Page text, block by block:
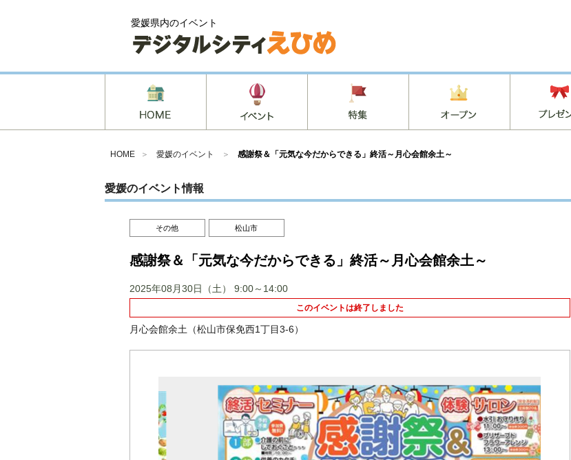
愛媛県内のイベント
HOME ＞ 愛媛のイベント ＞ 感謝祭＆「元気な今だからできる」終活～月心会館余土～
愛媛のイベント情報
その他 松山市
感謝祭＆「元気な今だからできる」終活～月心会館余土～
2025年08月30日（土） 9:00～14:00
このイベントは終了しました
月心会館余土（松山市保免西1丁目3-6）